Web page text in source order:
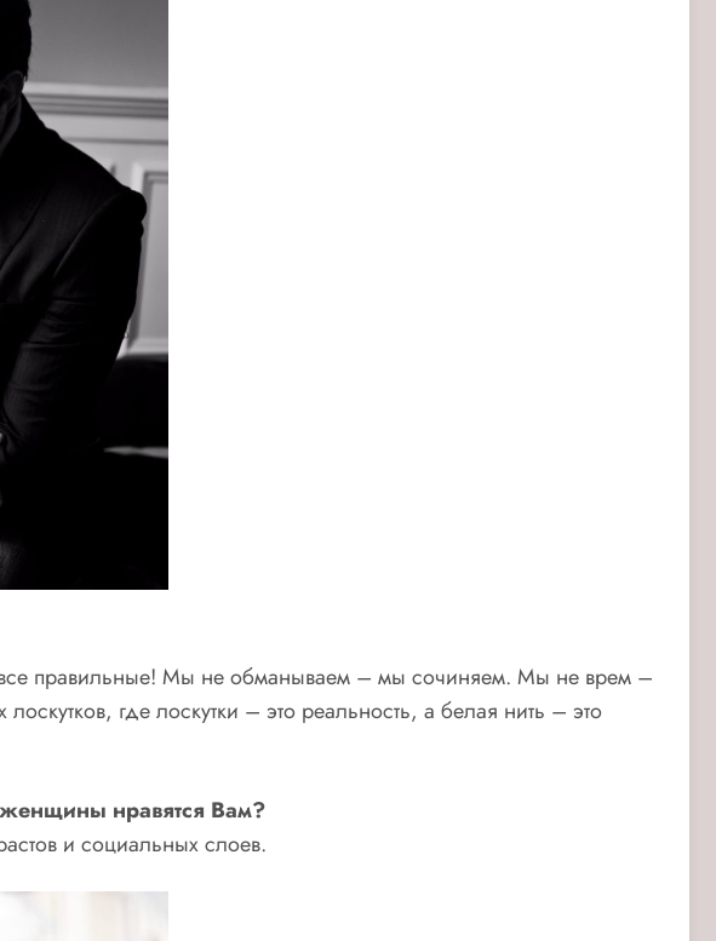
все правильные! Мы не обманываем – мы сочиняем. Мы не врем –
где лоскутки – это реальность, а белая нить – это
нравятся Вам?
и социальных слоев.